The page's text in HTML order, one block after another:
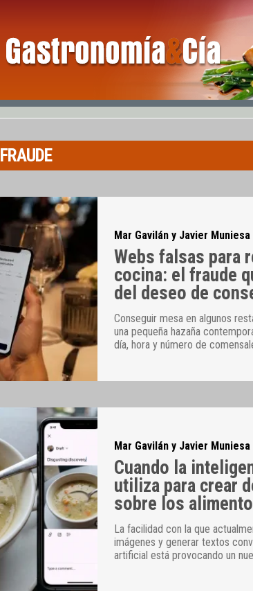
FRAUDE
Mar Gavilán y Javier Muniesa
Webs falsas para
cocina: el fraude
del deseo de
Conseguir mesa en algunos
una pequeña hazaña
día, hora y número de
Mar Gavilán y Javier Muniesa
Cuando la
utiliza para crear
sobre los
La facilidad con la que
imágenes y generar textos
artificial está provocando un